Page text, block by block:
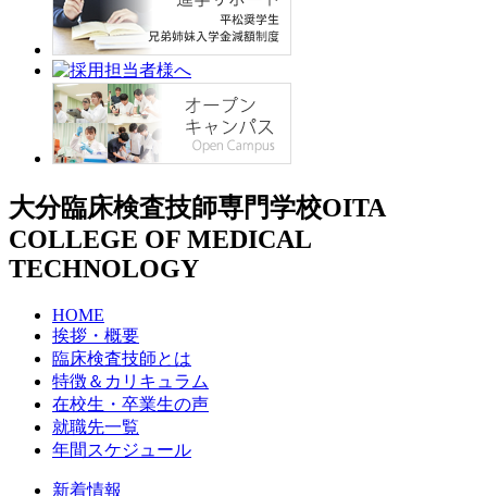
大分臨床検査技師専門学校OITA
COLLEGE OF MEDICAL
TECHNOLOGY
HOME
挨拶・概要
臨床検査技師とは
特徴＆カリキュラム
在校生・卒業生の声
就職先一覧
年間スケジュール
新着情報